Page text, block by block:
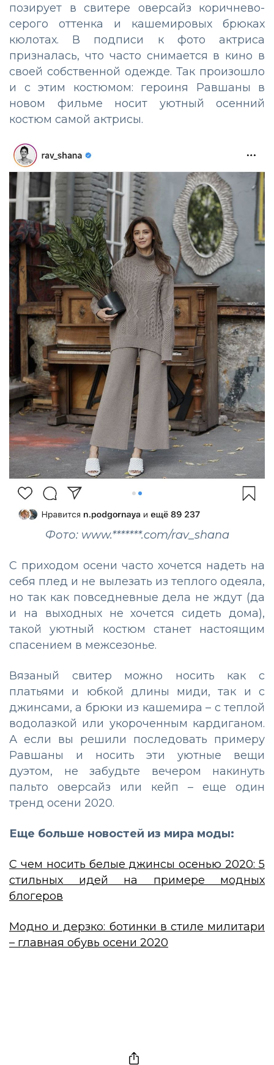
позирует в свитере оверсайз коричнево-
серого оттенка и кашемировых брюках
кюлотах. В подписи к фото актриса
призналась, что часто снимается в кино в
своей собственной одежде. Так произошло
и с этим костюмом: героиня Равшаны в
новом фильме носит уютный осенний
костюм самой актрисы.
Фото: www.*******.com/rav_shana
С приходом осени часто хочется надеть на
себя плед и не вылезать из теплого одеяла,
но так как повседневные дела не ждут (да
и на выходных не хочется сидеть дома),
такой уютный костюм станет настоящим
спасением в межсезонье.
Вязаный свитер можно носить как с
платьями и юбкой длины миди, так и с
джинсами, а брюки из кашемира – с теплой
водолазкой или укороченным кардиганом.
А если вы решили последовать примеру
Равшаны и носить эти уютные вещи
дуэтом, не забудьте вечером накинуть
пальто оверсайз или кейп – еще один
тренд осени 2020.
Еще больше новостей из мира моды:
С чем носить белые джинсы осенью 2020: 5
стильных идей на примере модных
блогеров
Модно и дерзко: ботинки в стиле милитари
– главная обувь осени 2020